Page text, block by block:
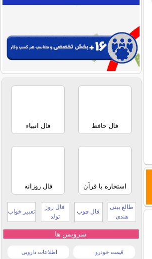
فال حافظ فال انبیاء
استخاره با قرآن فال روزانه
طالع بینی
هندی
فال چوب
فال روز
تولد
تعبیر خواب
سرویس ها
قیمت خودرو اطلاعات دارویی